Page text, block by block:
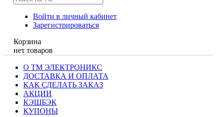
Войти в личный кабинет
Зарегистрироваться
Корзина
нет товаров
О ТМ ЭЛЕКТРОНИКС
ДОСТАВКА И ОПЛАТА
КАК СДЕЛАТЬ ЗАКАЗ
АКЦИИ
КЭШБЭК
КУПОНЫ